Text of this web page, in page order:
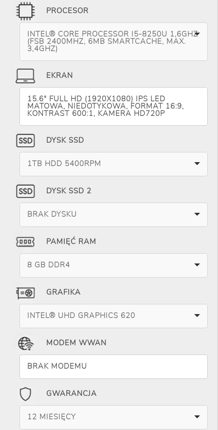
PROCESOR
INTEL® CORE PROCESSOR I5-8250U 1,6GHZ
(FSB 2400MHZ, 6MB SMARTCACHE, MAX.
3,4GHZ)
EKRAN
15.6" FULL HD (1920X1080) IPS LED
MATOWA, NIEDOTYKOWA, FORMAT 16:9,
KONTRAST 600:1, KAMERA HD720P
DYSK SSD
1TB HDD 5400RPM
DYSK SSD 2
BRAK DYSKU
PAMIĘĆ RAM
8 GB DDR4
GRAFIKA
INTEL® UHD GRAPHICS 620
MODEM WWAN
BRAK MODEMU
GWARANCJA
12 MIESIĘCY